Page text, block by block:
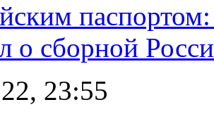
о сборной
23:55